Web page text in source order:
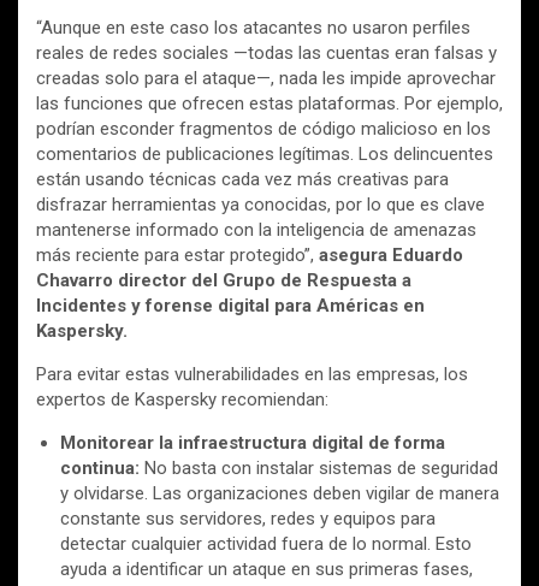
“Aunque en este caso los atacantes no usaron perfiles
reales de redes sociales —todas las cuentas eran falsas y
creadas solo para el ataque—, nada les impide aprovechar
las funciones que ofrecen estas plataformas. Por ejemplo,
podrían esconder fragmentos de código malicioso en los
comentarios de publicaciones legítimas. Los delincuentes
están usando técnicas cada vez más creativas para
disfrazar herramientas ya conocidas, por lo que es clave
mantenerse informado con la inteligencia de amenazas
más reciente para estar protegido”, asegura Eduardo
Chavarro director del Grupo de Respuesta a
Incidentes y forense digital para Américas en
Kaspersky.
Para evitar estas vulnerabilidades en las empresas, los
expertos de Kaspersky recomiendan:
Monitorear la infraestructura digital de forma
continua: No basta con instalar sistemas de seguridad
y olvidarse. Las organizaciones deben vigilar de manera
constante sus servidores, redes y equipos para
detectar cualquier actividad fuera de lo normal. Esto
ayuda a identificar un ataque en sus primeras fases,